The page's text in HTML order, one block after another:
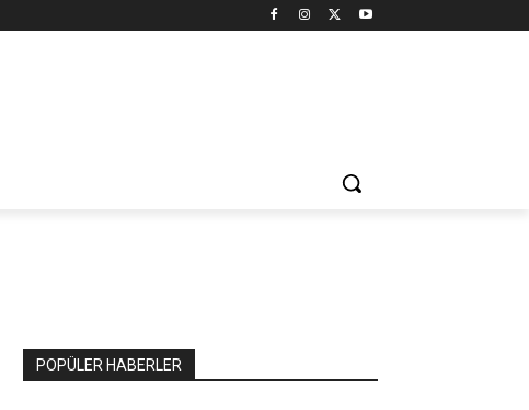
POPÜLER HABERLER